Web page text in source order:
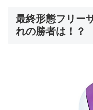
最終形態フリー
れの勝者は！？